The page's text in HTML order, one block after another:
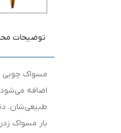
توضیحات
مسواک چوبی
اضافه
طبیعی‌شان،
بار مسواک